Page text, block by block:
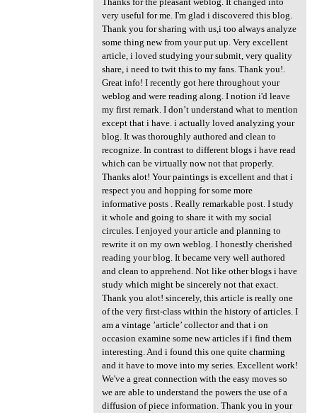
very useful for me. I'm glad i discovered this blog.
Thank you for sharing with us,i too always analyze
some thing new from your put up. Very excellent
article, i loved studying your submit, very quality
share, i need to twit this to my fans. Thank you!.
Great info! I recently got here throughout your
weblog and were reading along. I notion i'd leave
my first remark. I don’t understand what to mention
except that i have. i actually loved analyzing your
blog. It was thoroughly authored and clean to
recognize. In contrast to different blogs i have read
which can be virtually now not that properly.
Thanks alot! Your paintings is excellent and that i
respect you and hopping for some more
informative posts . Really remarkable post. I study
it whole and going to share it with my social
circules. I enjoyed your article and planning to
rewrite it on my own weblog. I honestly cherished
reading your blog. It became very well authored
and clean to apprehend. Not like other blogs i have
study which might be sincerely not that exact.
Thank you alot! sincerely, this article is really one
of the very first-class within the history of articles. I
am a vintage ’article’ collector and that i on
occasion examine some new articles if i find them
interesting. And i found this one quite charming
and it have to move into my series. Excellent work!
We've a great connection with the easy moves so
we are able to understand the powers the use of a
diffusion of piece information. Thank you in your